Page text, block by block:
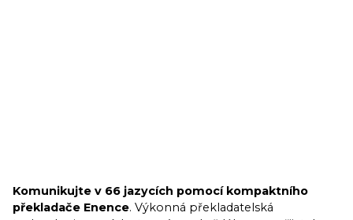
Komunikujte v 66 jazycích pomocí kompaktního
překladače Enence. Výkonná překladatelská